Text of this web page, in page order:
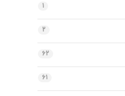
۱
۲
۶۲
۶۱